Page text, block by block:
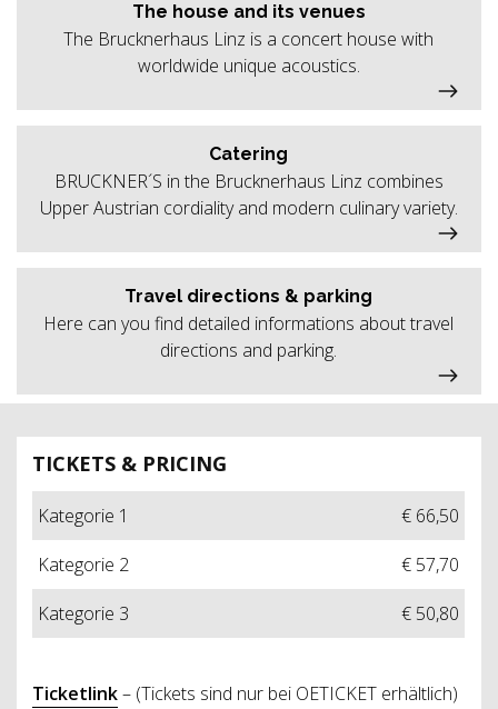
TICKETS & PRICING
Kategorie 1
€ 66,50
Kategorie 2
€ 57,70
Kategorie 3
€ 50,80
Ticketlink– (Tickets sind nur bei OETICKET erhältlich)
The house and its venues
The Brucknerhaus Linz is a concert house with
worldwide unique acoustics.
Catering
BRUCKNER´S in the Brucknerhaus Linz combines
Upper Austrian cordiality and modern culinary variety.
Travel directions & parking
Here can you find detailed informations about travel
directions and parking.